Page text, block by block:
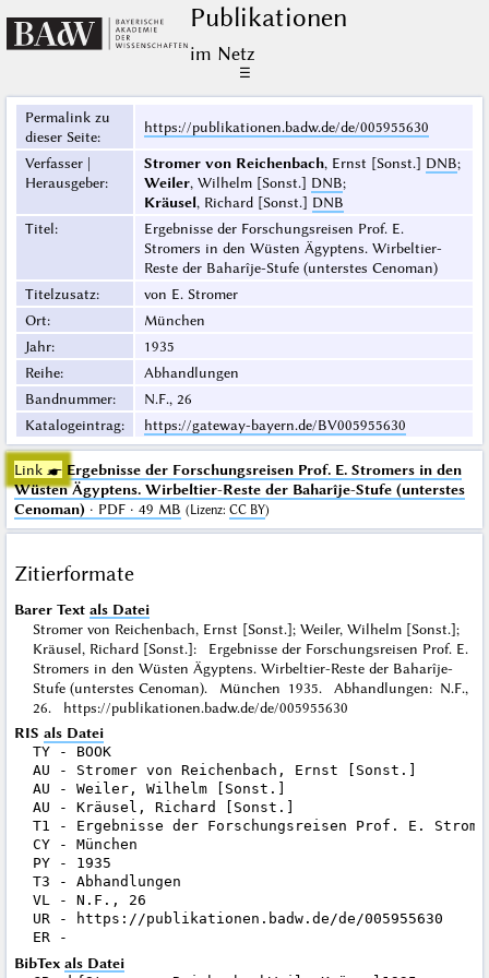
Publikationen
im Netz
☰
Permalink zu
dieser Seite:
https://publikationen.badw.de/de/005955630
Verfasser |
Herausgeber:
Stromer von Reichenbach, Ernst [Sonst.] DNB;
Weiler, Wilhelm [Sonst.] DNB;
Kräusel, Richard [Sonst.] DNB
Titel:
Ergebnisse der Forschungsreisen Prof. E.
Stromers in den Wüsten Ägyptens. Wirbeltier-
Reste der Baharîje-Stufe (unterstes Cenoman)
Titelzusatz:
von E. Stromer
Ort:
München
Jahr:
1935
Reihe:
Abhandlungen
Bandnummer:
N.F., 26
Katalogeintrag: https://gateway-bayern.de/BV005955630
Link ☛ Ergebnisse der Forschungsreisen Prof. E. Stromers in den
Wüsten Ägyptens. Wirbeltier-Reste der Baharîje-Stufe (unterstes
Cenoman) · PDF · 49 MB (Lizenz: CC BY)
Zitierformate
Barer Text als Datei
Stromer von Reichenbach, Ernst [Sonst.]; Weiler, Wilhelm [Sonst.];
Kräusel, Richard [Sonst.]: Ergebnisse der Forschungsreisen Prof. E.
Stromers in den Wüsten Ägyptens. Wirbeltier-Reste der Baharîje-
Stufe (unterstes Cenoman). München 1935. Abhandlungen: N.F.,
26. https://publikationen.badw.de/de/005955630
RIS als Datei
TY - BOOK
AU - Stromer von Reichenbach, Ernst [Sonst.]
AU - Weiler, Wilhelm [Sonst.]
AU - Kräusel, Richard [Sonst.]
T1 - Ergebnisse der Forschungsreisen Prof. E.
CY - München
PY - 1935
T3 - Abhandlungen
VL - N.F., 26
UR - https://publikationen.badw.de/de/005955630
BibTex als Datei